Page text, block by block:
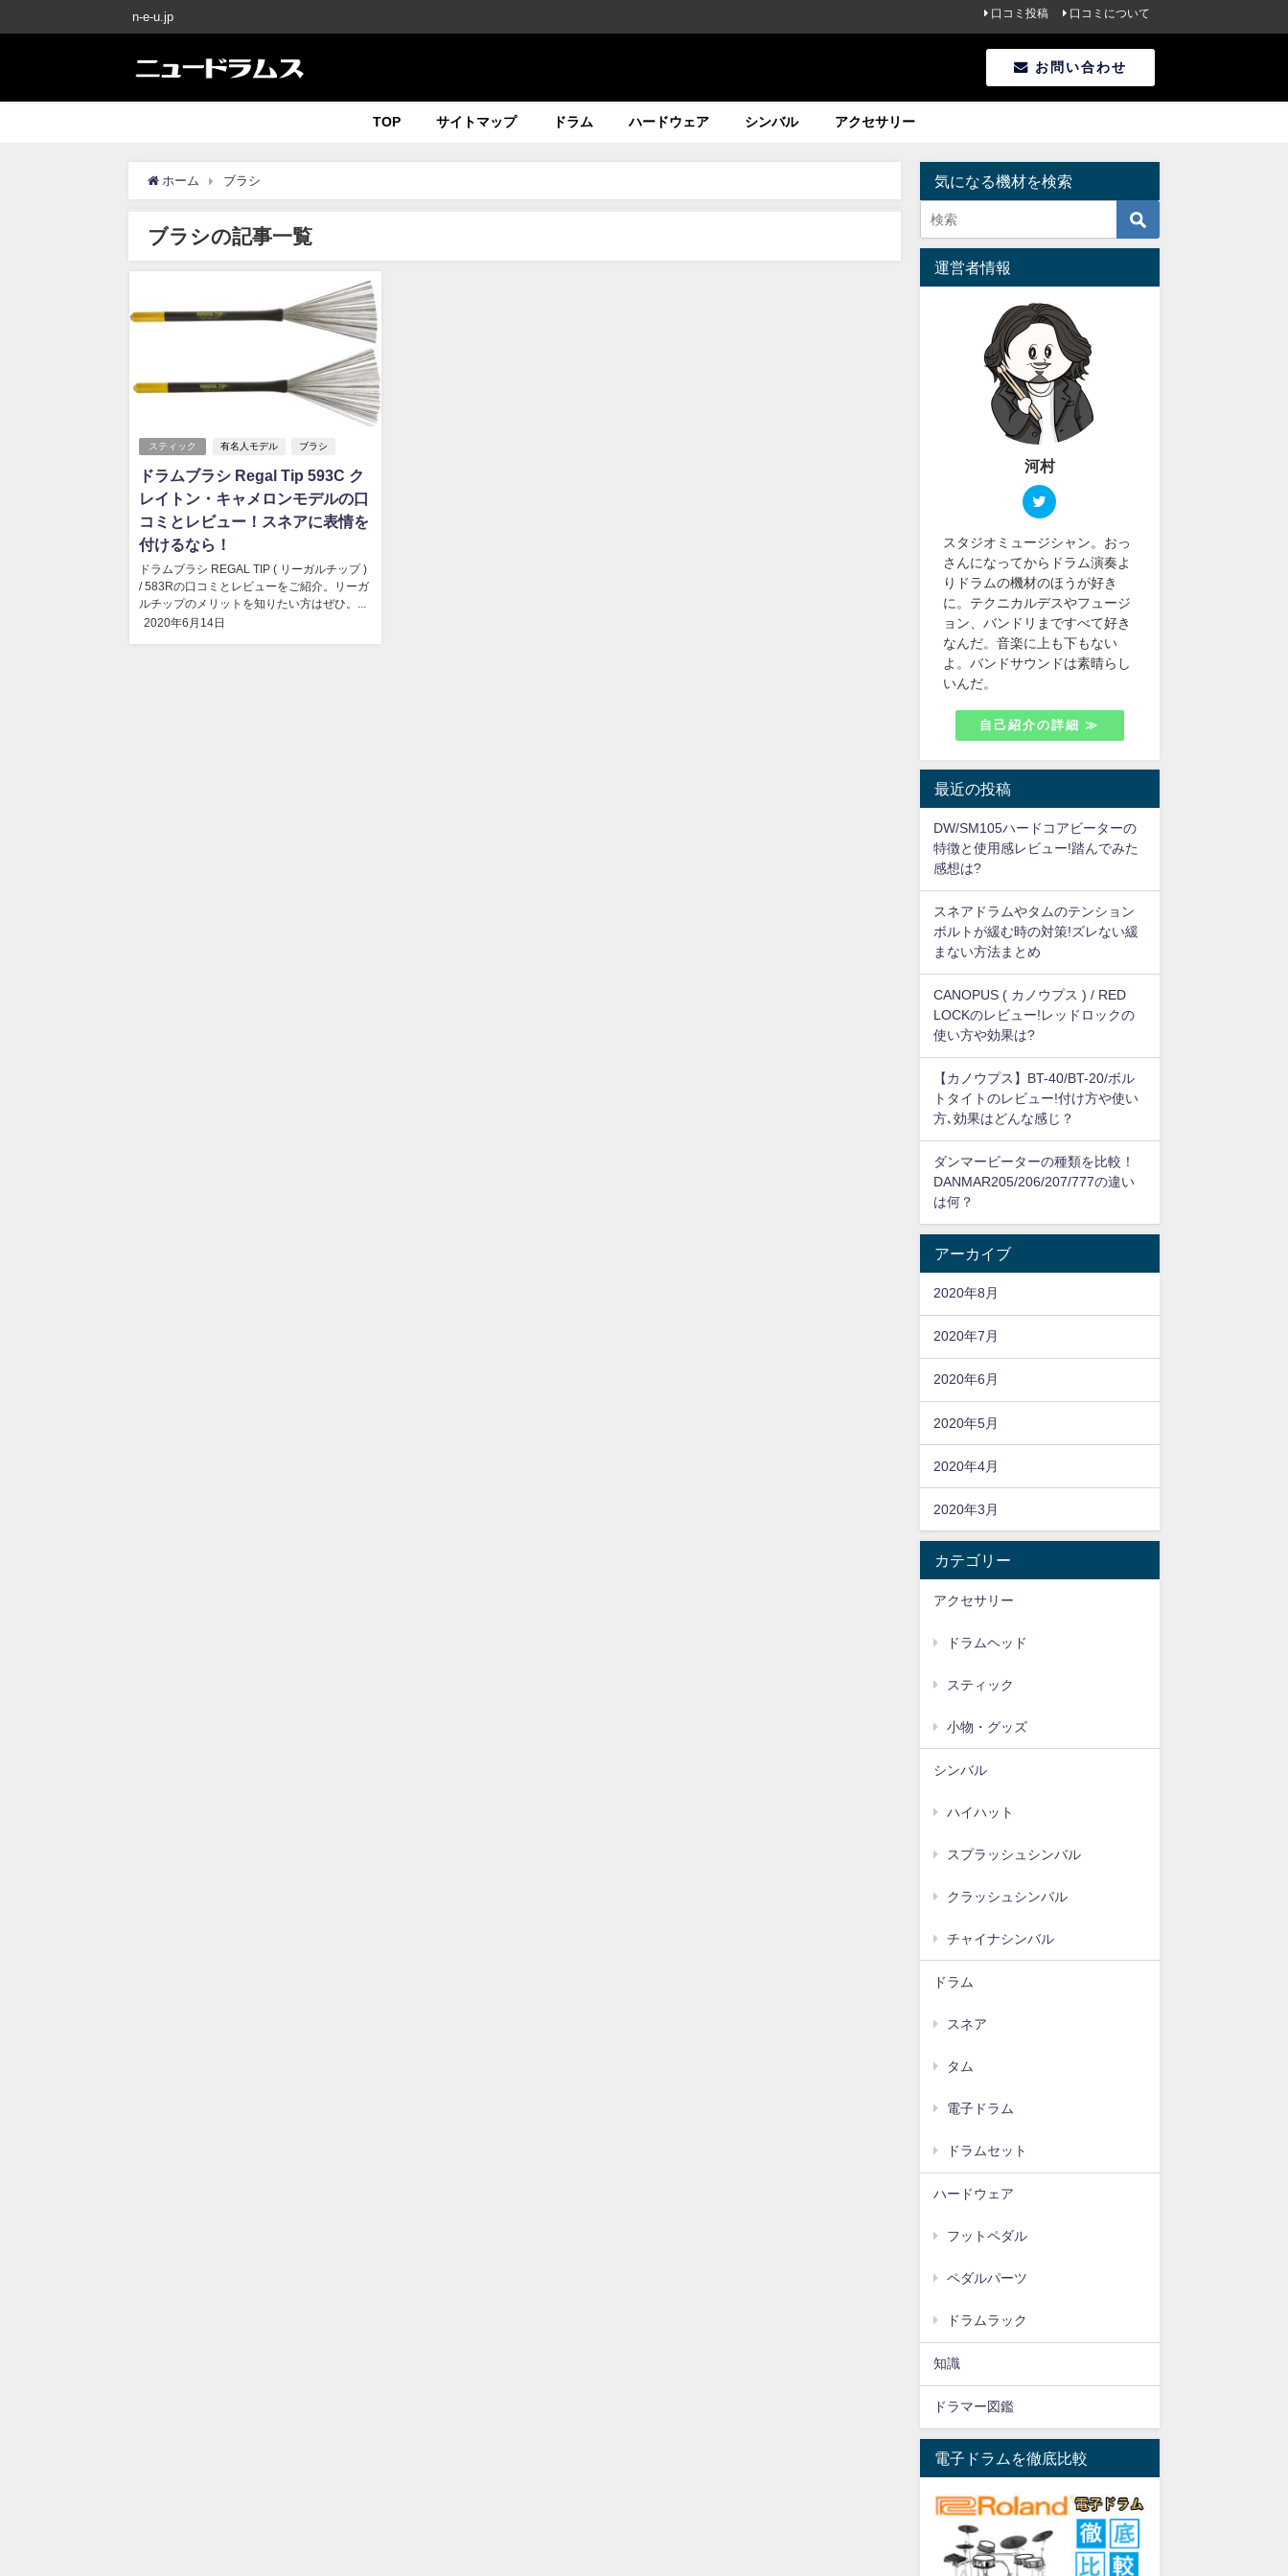
n-e-u.jp 口コミ投稿 口コミについて
お問い合わせ
TOP サイトマップ ドラム ハードウェア シンバル アクセサリー
ホーム ブラシ
ブラシの記事一覧
スティック 有名人モデル ブラシ
ドラムブラシ Regal Tip 593C ク
レイトン・キャメロンモデルの口
コミとレビュー！スネアに表情を
付けるなら！
ドラムブラシ REGAL TIP ( リーガルチップ )
/ 583Rの口コミとレビューをご紹介。リーガ
ルチップのメリットを知りたい方はぜひ。...
2020年6月14日
気になる機材を検索
運営者情報
河村
スタジオミュージシャン。おっ
さんになってからドラム演奏よ
りドラムの機材のほうが好き
に。テクニカルデスやフュージ
ョン、バンドリまですべて好き
なんだ。音楽に上も下もない
よ。バンドサウンドは素晴らし
いんだ。
自己紹介の詳細 ≫
最近の投稿
DW/SM105ハードコアビーターの
特徴と使用感レビュー!踏んでみた
感想は?
スネアドラムやタムのテンション
ボルトが緩む時の対策!ズレない緩
まない方法まとめ
CANOPUS ( カノウプス ) / RED
LOCKのレビュー!レッドロックの
使い方や効果は?
【カノウプス】BT-40/BT-20/ボル
トタイトのレビュー!付け方や使い
方､効果はどんな感じ？
ダンマービーターの種類を比較！
DANMAR205/206/207/777の違い
は何？
アーカイブ
2020年8月
2020年7月
2020年6月
2020年5月
2020年4月
2020年3月
カテゴリー
アクセサリー
ドラムヘッド
スティック
小物・グッズ
シンバル
ハイハット
スプラッシュシンバル
クラッシュシンバル
チャイナシンバル
ドラム
スネア
タム
電子ドラム
ドラムセット
ハードウェア
フットペダル
ペダルパーツ
ドラムラック
知識
ドラマー図鑑
電子ドラムを徹底比較